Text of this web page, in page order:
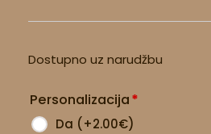
Dostupno uz narudžbu
Personalizacija*
Da (+2.00€)
za
količina